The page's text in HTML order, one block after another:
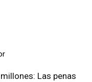
Las penas